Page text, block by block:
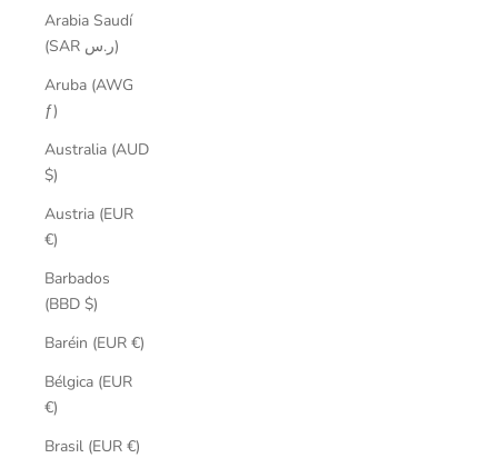
Arabia Saudí
(SAR ر.س)
Aruba (AWG
ƒ)
Australia (AUD
$)
Austria (EUR
€)
Barbados
(BBD $)
Baréin (EUR €)
Bélgica (EUR
€)
Brasil (EUR €)